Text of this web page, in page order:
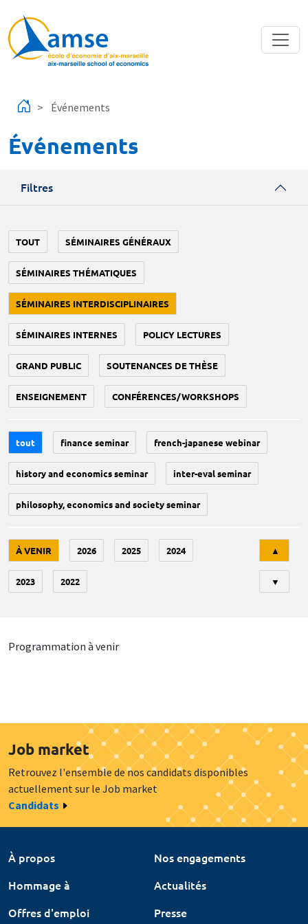
Événements
Événements
Filtres
TOUT SÉMINAIRES GÉNÉRAUX
SÉMINAIRES THÉMATIQUES
SÉMINAIRES INTERDISCIPLINAIRES
SÉMINAIRES INTERNES POLICY LECTURES
GRAND PUBLIC SOUTENANCES DE THÈSE
ENSEIGNEMENT CONFÉRENCES/WORKSHOPS
tout finance seminar french-japanese webinar
history and economics seminar inter-eval seminar
philosophy, economics and society seminar
À VENIR 2026 2025 2024
2023 2022
▲
▼
Programmation à venir
Job market
Retrouvez l'ensemble de nos candidats disponibles
actuellement sur le Job market
Candidats
À propos
Nos engagements
Hommage à
Actualités
Offres d'emploi
Presse